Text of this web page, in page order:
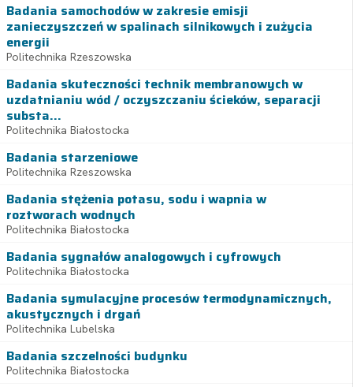
Badania samochodów w zakresie emisji
zanieczyszczeń w spalinach silnikowych i zużycia
energii
Politechnika Rzeszowska
Badania skuteczności technik membranowych w
uzdatnianiu wód / oczyszczaniu ścieków, separacji
substa...
Politechnika Białostocka
Badania starzeniowe
Politechnika Rzeszowska
Badania stężenia potasu, sodu i wapnia w
roztworach wodnych
Politechnika Białostocka
Badania sygnałów analogowych i cyfrowych
Politechnika Białostocka
Badania symulacyjne procesów termodynamicznych,
akustycznych i drgań
Politechnika Lubelska
Badania szczelności budynku
Politechnika Białostocka